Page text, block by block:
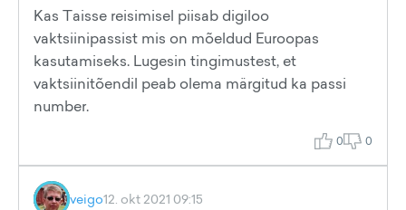
Kas Taisse reisimisel piisab digiloo
vaktsiinipassist mis on mõeldud Euroopas
kasutamiseks. Lugesin tingimustest, et
vaktsiinitõendil peab olema märgitud ka passi
number.
0 0
veigo12. okt 2021 09:15